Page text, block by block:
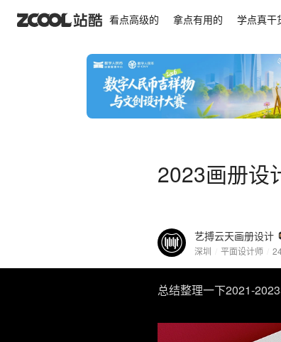
看点高级的 拿点有用的 学点真干
2023画册设
艺搏云天画册设计
深圳 平面设计师
2023画册设计作品集 画册设计
总结整理一下2021-